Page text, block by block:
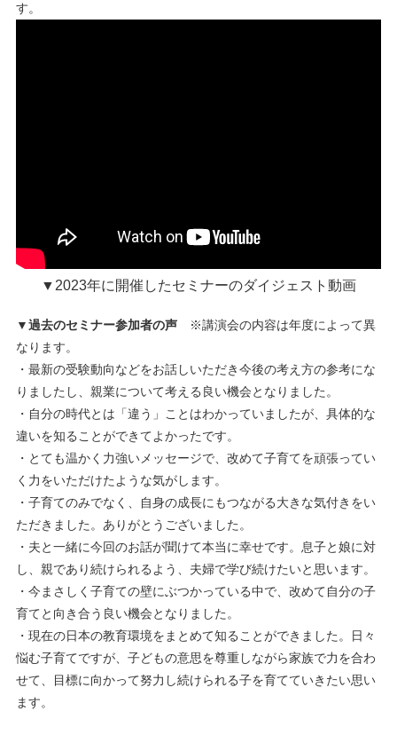
す。
▼2023年に開催したセミナーのダイジェスト動画
▼過去のセミナー参加者の声※講演会の内容は年度によって異
なります。
・最新の受験動向などをお話しいただき今後の考え方の参考にな
りましたし、親業について考える良い機会となりました。
・自分の時代とは「違う」ことはわかっていましたが、具体的な
違いを知ることができてよかったです。
・とても温かく力強いメッセージで、改めて子育てを頑張ってい
く力をいただけたような気がします。
・子育てのみでなく、自身の成長にもつながる大きな気付きをい
ただきました。ありがとうございました。
・夫と一緒に今回のお話が聞けて本当に幸せです。息子と娘に対
し、親であり続けられるよう、夫婦で学び続けたいと思います。
・今まさしく子育ての壁にぶつかっている中で、改めて自分の子
育てと向き合う良い機会となりました。
・現在の日本の教育環境をまとめて知ることができました。日々
悩む子育てですが、子どもの意思を尊重しながら家族で力を合わ
せて、目標に向かって努力し続けられる子を育てていきたい思い
ます。